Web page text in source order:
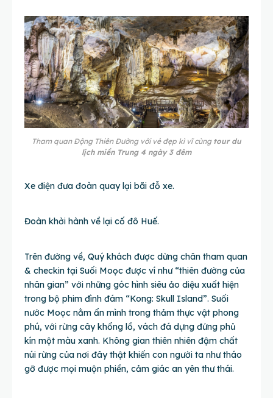
Tham quan Động Thiên Đường với vẻ đẹp kì vĩ cùng tour du
lịch miền Trung 4 ngày 3 đêm
Xe điện đưa đoàn quay lại bãi đỗ xe.
Đoàn khởi hành về lại cố đô Huế.
Trên đường về, Quý khách được dừng chân tham quan
& checkin tại Suối Moọc được ví như “thiên đường của
nhân gian” với những góc hình siêu ảo diệu xuất hiện
trong bộ phim đình đám “Kong: Skull Island”. Suối
nước Moọc nằm ẩn mình trong thảm thực vật phong
phú, với rừng cây khổng lồ, vách đá dựng đứng phủ
kín một màu xanh. Không gian thiên nhiên đậm chất
núi rừng của nơi đây thật khiến con người ta như tháo
gỡ được mọi muộn phiền, cảm giác an yên thư thái.